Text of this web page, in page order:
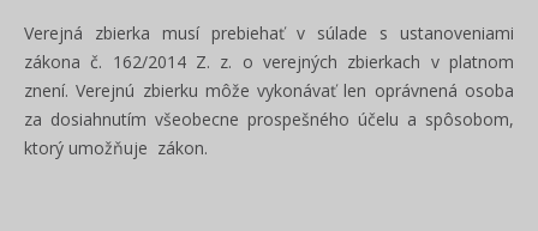
Verejná zbierka musí prebiehať v súlade s ustanoveniami
zákona č. 162/2014 Z. z. o verejných zbierkach v platnom
znení. Verejnú zbierku môže vykonávať len oprávnená osoba
za dosiahnutím všeobecne prospešného účelu a spôsobom,
ktorý umožňuje zákon.